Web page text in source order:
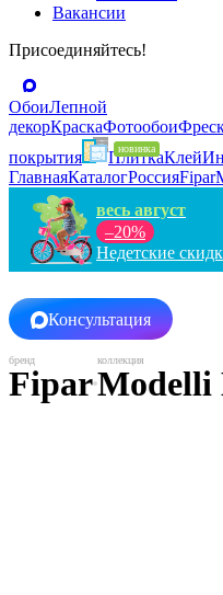
Вакансии
Присоединяйтесь!
ОбоиЛепной
декорКраскаФотообои
покрытия
ПлиткаКлей
ГлавнаяКаталогРоссияFipar
весь август
–20%
Недетские
Консультация
FiparModelli